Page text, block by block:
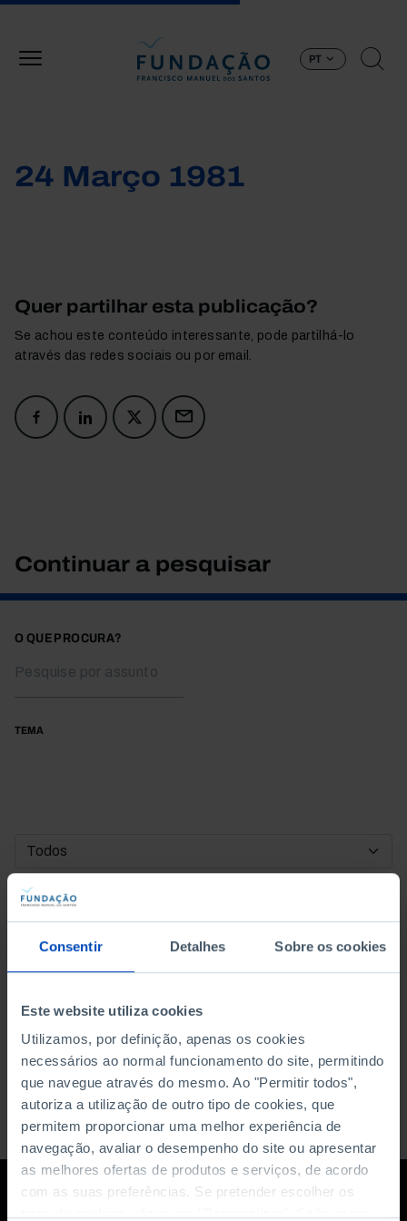
Consentir Detalhes Sobre os cookies
Este website utiliza cookies
Utilizamos, por definição, apenas os cookies
necessários ao normal funcionamento do site, permitindo
que navegue através do mesmo. Ao "Permitir todos",
autoriza a utilização de outro tipo de cookies, que
permitem proporcionar uma melhor experiência de
navegação, avaliar o desempenho do site ou apresentar
as melhores ofertas de produtos e serviços, de acordo
com as suas preferências. Se pretender escolher os
PT
24 Março 1981
Quer partilhar esta publicação?
Se achou este conteúdo interessante, pode partilhá-lo
através das redes sociais ou por email.
Continuar a pesquisar
O QUE PROCURA?
TEMA
DATA DE INÍCIO
DATA DE FIM